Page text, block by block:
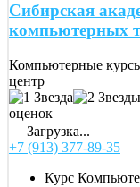
Сибирская
компьютерных
Компьютерные
центр
оценок
Загрузка...
+7 (913) 377-89-35
Курс